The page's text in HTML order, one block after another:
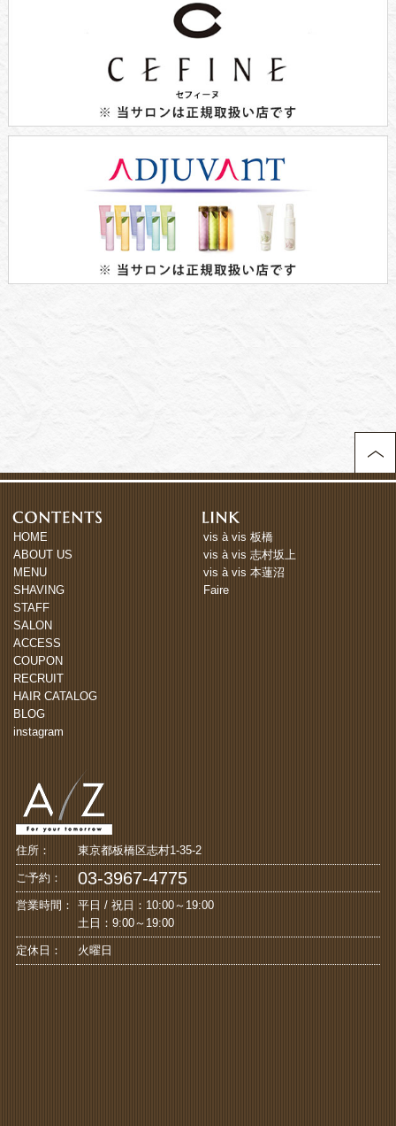
HOME
ABOUT US
MENU
SHAVING
STAFF
SALON
ACCESS
COUPON
RECRUIT
HAIR CATALOG
BLOG
instagram
vis à vis 板橋
vis à vis 志村坂上
vis à vis 本蓮沼
Faire
住所： 東京都板橋区志村1-35-2
ご予約： 03-3967-4775
営業時間：
平日 / 祝日：10:00～19:00
土日：9:00～19:00
定休日： 火曜日